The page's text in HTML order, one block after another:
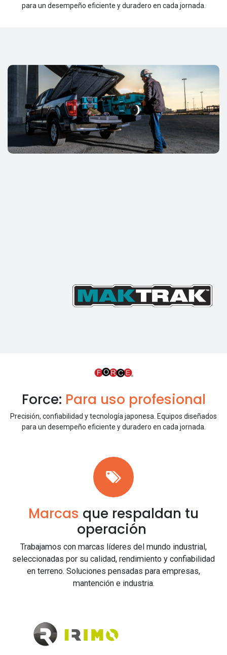
para un desempeño eficiente y duradero en cada jornada.
Force: Para uso profesional
Precisión, confiabilidad y tecnología japonesa. Equipos diseñados
para un desempeño eficiente y duradero en cada jornada.
Marcas que respaldan tu
operación
Trabajamos con marcas líderes del mundo industrial,
seleccionadas por su calidad, rendimiento y confiabilidad
en terreno. Soluciones pensadas para empresas,
mantención e industria.